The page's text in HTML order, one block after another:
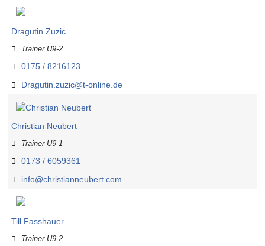
Dragutin Zuzic
Trainer U9-2
0175 / 8216123
Dragutin.zuzic@t-online.de
Christian Neubert
Trainer U9-1
0173 / 6059361
info@christianneubert.com
Till Fasshauer
Trainer U9-2